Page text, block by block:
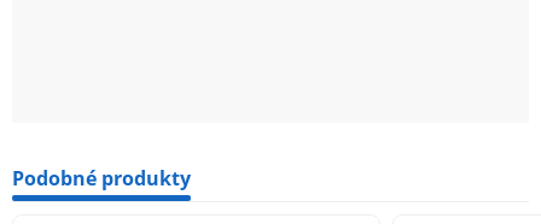
Podobné produkty